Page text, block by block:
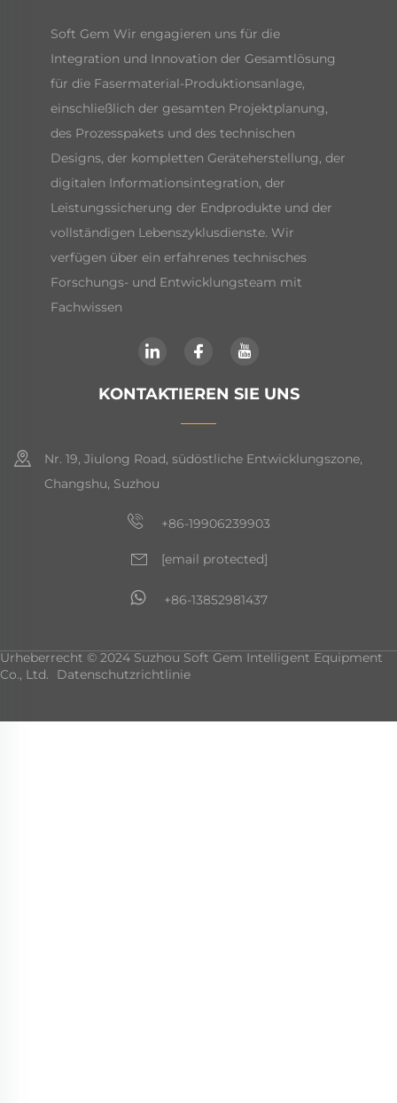
Soft Gem Wir engagieren uns für die
Integration und Innovation der Gesamtlösung
für die Fasermaterial-Produktionsanlage,
einschließlich der gesamten Projektplanung,
des Prozesspakets und des technischen
Designs, der kompletten Geräteherstellung, der
digitalen Informationsintegration, der
Leistungssicherung der Endprodukte und der
vollständigen Lebenszyklusdienste. Wir
verfügen über ein erfahrenes technisches
Forschungs- und Entwicklungsteam mit
Fachwissen
KONTAKTIEREN SIE UNS
Nr. 19, Jiulong Road, südöstliche Entwicklungszone,
Changshu, Suzhou
+86-19906239903
[email protected]
+86-13852981437
Urheberrecht © 2024 Suzhou Soft Gem Intelligent Equipment
Co., Ltd.
Datenschutzrichtlinie